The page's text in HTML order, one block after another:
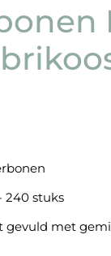
240 stuks
gevuld met